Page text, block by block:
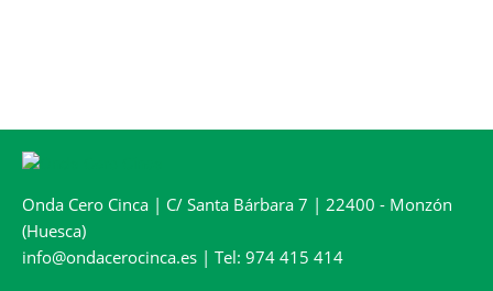
Onda Cero Cinca | C/ Santa Bárbara 7 | 22400 - Monzón
(Huesca)
info@ondacerocinca.es | Tel: 974 415 414